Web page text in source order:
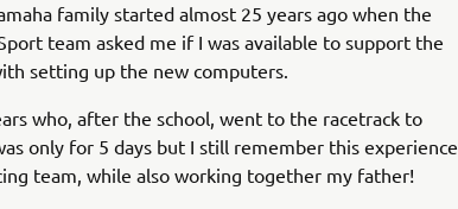
family started almost 25 years ago when the
team asked me if I was available to support the
setting up the new computers.
who, after the school, went to the racetrack to
only for 5 days but I still remember this experience
team, while also working together my father!